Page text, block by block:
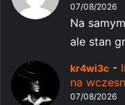
07/08/2026
Na
ale stan
kr4wi3c -
na
07/08/2026